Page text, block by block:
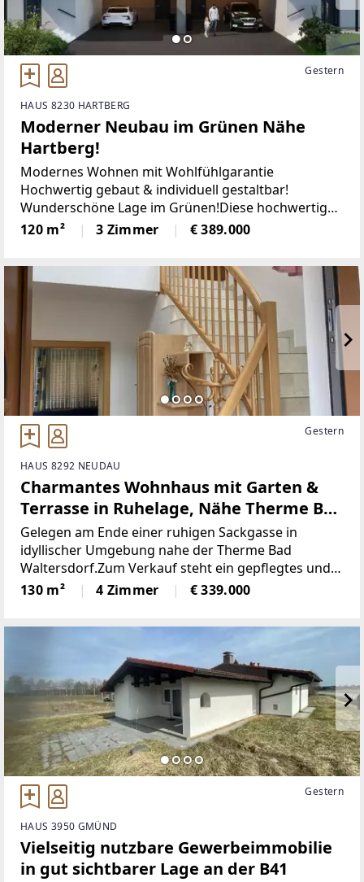
Gestern
HAUS 8230 HARTBERG
Moderner Neubau im Grünen Nähe
Hartberg!
Modernes Wohnen mit Wohlfühlgarantie
Hochwertig gebaut & individuell gestaltbar!
Wunderschöne Lage im Grünen!Diese hochwertig
errichteten Doppelhaushälften vereinen modernes
Design, energieeffiziente Bauweise und höchsten
120 m² 3 Zimmer € 389.000
Gestern
HAUS 8292 NEUDAU
Charmantes Wohnhaus mit Garten &
Terrasse in Ruhelage, Nähe Therme Bad
Waltersdorf!
Gelegen am Ende einer ruhigen Sackgasse in
idyllischer Umgebung nahe der Therme Bad
Waltersdorf.Zum Verkauf steht ein gepflegtes und
liebevoll eingerichtetes Einfamilienhaus aus dem
Jahr 2002. Das Haus befindet sich in sehr gutem
130 m² 4 Zimmer € 339.000
Gestern
HAUS 3950 GMÜND
Vielseitig nutzbare Gewerbeimmobilie
in gut sichtbarer Lage an der B41